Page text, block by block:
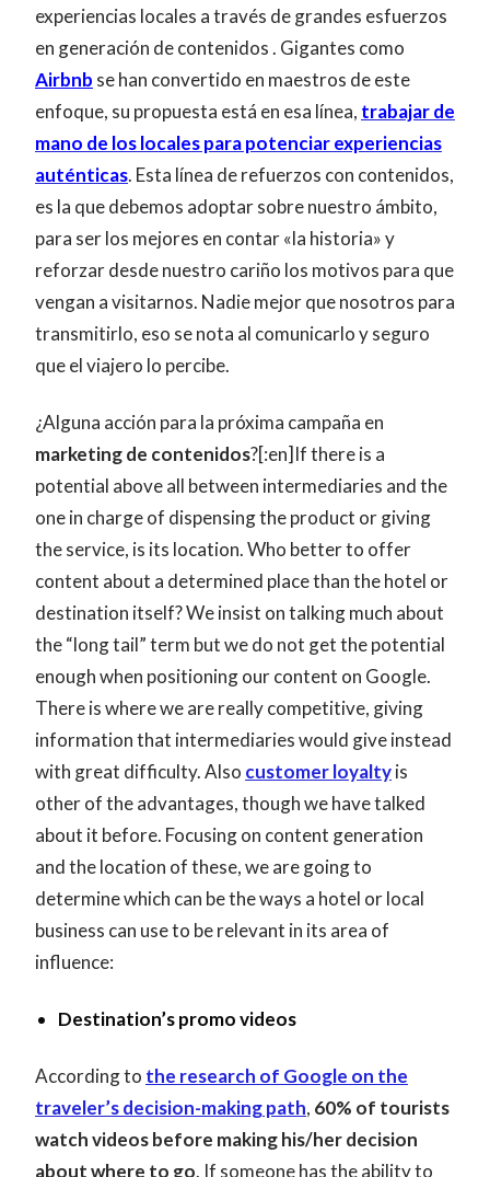
experiencias locales a través de grandes esfuerzos
en generación de contenidos . Gigantes como
Airbnb se han convertido en maestros de este
enfoque, su propuesta está en esa línea, trabajar de
mano de los locales para potenciar experiencias
auténticas. Esta línea de refuerzos con contenidos,
es la que debemos adoptar sobre nuestro ámbito,
para ser los mejores en contar «la historia» y
reforzar desde nuestro cariño los motivos para que
vengan a visitarnos. Nadie mejor que nosotros para
transmitirlo, eso se nota al comunicarlo y seguro
que el viajero lo percibe.
¿Alguna acción para la próxima campaña en
marketing de contenidos?[:en]If there is a
potential above all between intermediaries and the
one in charge of dispensing the product or giving
the service, is its location. Who better to offer
content about a determined place than the hotel or
destination itself? We insist on talking much about
the “long tail” term but we do not get the potential
enough when positioning our content on Google.
There is where we are really competitive, giving
information that intermediaries would give instead
with great difficulty. Also customer loyaltyis
other of the advantages, though we have talked
about it before. Focusing on content generation
and the location of these, we are going to
determine which can be the ways a hotel or local
business can use to be relevant in its area of
influence:
Destination’s promo videos
According to the research of Google on the
traveler’s decision-making path, 60% of tourists
watch videos before making his/her decision
about where to go. If someone has the ability to